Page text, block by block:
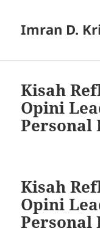
Imran D.
Kisah
Opini
Personal
Kisah
Opini
Personal